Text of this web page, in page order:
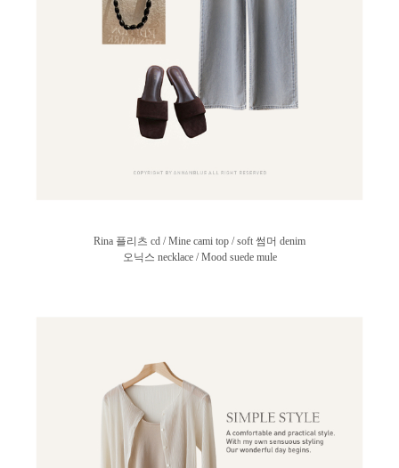
Rina 플리츠 cd / Mine cami top / soft 썸머 denim
오닉스 necklace / Mood suede mule